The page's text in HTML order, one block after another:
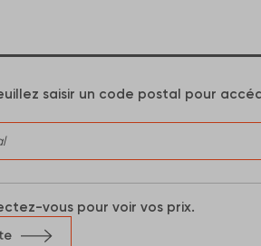
saisir un code postal pour
vous pour voir vos prix.